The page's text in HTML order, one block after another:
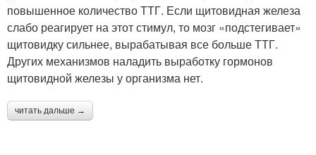
повышенное количество ТТГ. Если щитовидная железа
слабо реагирует на этот стимул, то мозг «подстегивает»
щитовидку сильнее, вырабатывая все больше ТТГ.
Других механизмов наладить выработку гормонов
щитовидной железы у организма нет.
читать дальше →